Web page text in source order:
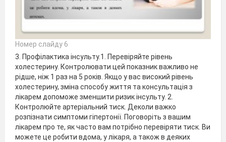
Номер слайду 6
3. Профілактика інсульту.1. Перевіряйте рівень
холестерину. Контролювати цей показник важливо не
рідше, ніж 1 раз на 5 років. Якщо у вас високий рівень
холестерину, зміна способу життя та консультація з
лікарем допоможе зменшити ризик інсульту. 2.
Контролюйте артеріальний тиск. Деколи важко
розпізнати симптоми гіпертонії. Поговоріть з вашим
лікарем про те, як часто вам потрібно перевіряти тиск. Ви
можете це робити вдома, у лікаря, а також в деяких